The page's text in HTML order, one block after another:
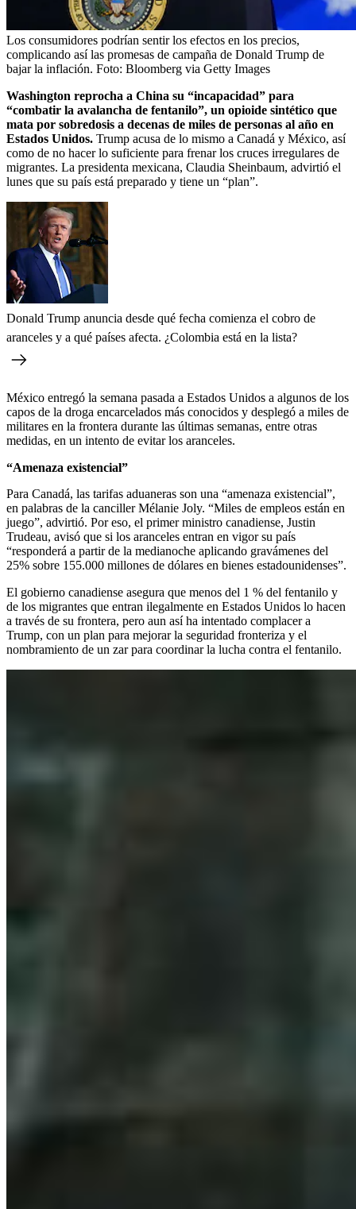
Los consumidores podrían sentir los efectos en los precios,
complicando así las promesas de campaña de Donald Trump de
bajar la inflación. Foto: Bloomberg via Getty Images
Washington reprocha a China su “incapacidad” para
“combatir la avalancha de fentanilo”, un opioide sintético que
mata por sobredosis a decenas de miles de personas al año en
Estados Unidos. Trump acusa de lo mismo a Canadá y México, así
como de no hacer lo suficiente para frenar los cruces irregulares de
migrantes. La presidenta mexicana, Claudia Sheinbaum, advirtió el
lunes que su país está preparado y tiene un “plan”.
Donald Trump anuncia desde qué fecha comienza el cobro de
aranceles y a qué países afecta. ¿Colombia está en la lista?
México entregó la semana pasada a Estados Unidos a algunos de los
capos de la droga encarcelados más conocidos y desplegó a miles de
militares en la frontera durante las últimas semanas, entre otras
medidas, en un intento de evitar los aranceles.
“Amenaza existencial”
Para Canadá, las tarifas aduaneras son una “amenaza existencial”,
en palabras de la canciller Mélanie Joly. “Miles de empleos están en
juego”, advirtió. Por eso, el primer ministro canadiense, Justin
Trudeau, avisó que si los aranceles entran en vigor su país
“responderá a partir de la medianoche aplicando gravámenes del
25% sobre 155.000 millones de dólares en bienes estadounidenses”.
El gobierno canadiense asegura que menos del 1 % del fentanilo y
de los migrantes que entran ilegalmente en Estados Unidos lo hacen
a través de su frontera, pero aun así ha intentado complacer a
Trump, con un plan para mejorar la seguridad fronteriza y el
nombramiento de un zar para coordinar la lucha contra el fentanilo.